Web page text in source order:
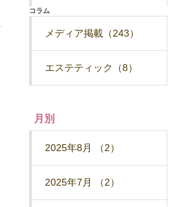
コラム
メディア掲載（243）
エステティック（8）
月別
2025年8月 （2）
2025年7月 （2）